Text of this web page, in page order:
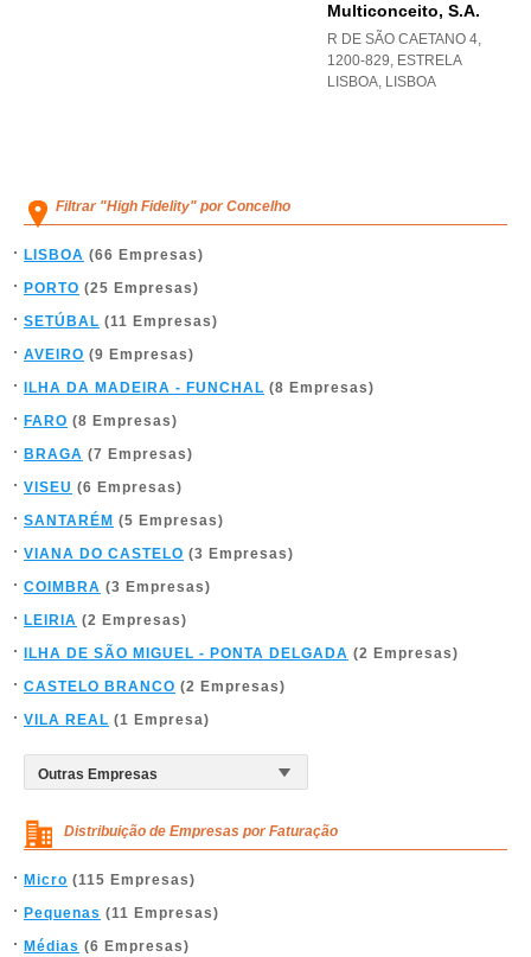
Multiconceito, S.a.
R DE SÃO CAETANO 4,
1200-829, ESTRELA
LISBOA, LISBOA
Filtrar "High Fidelity" por Concelho
LISBOA (66 Empresas)
PORTO (25 Empresas)
SETÚBAL (11 Empresas)
AVEIRO (9 Empresas)
ILHA DA MADEIRA - FUNCHAL (8 Empresas)
FARO (8 Empresas)
BRAGA (7 Empresas)
VISEU (6 Empresas)
SANTARÉM (5 Empresas)
VIANA DO CASTELO (3 Empresas)
COIMBRA (3 Empresas)
LEIRIA (2 Empresas)
ILHA DE SÃO MIGUEL - PONTA DELGADA (2 Empresas)
CASTELO BRANCO (2 Empresas)
VILA REAL (1 Empresa)
Distribuição de Empresas por Faturação
Micro (115 Empresas)
Pequenas (11 Empresas)
Médias (6 Empresas)